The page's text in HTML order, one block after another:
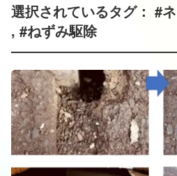
選択されているタグ： #
, #ねずみ駆除